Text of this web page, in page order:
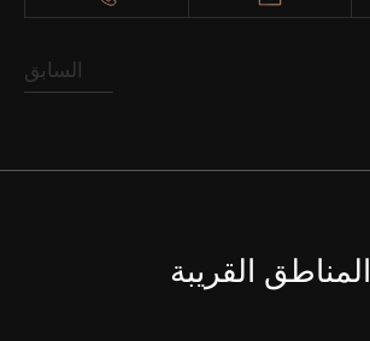
السابق
المناطق القريبة